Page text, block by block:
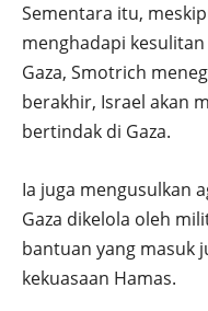
Sementara itu,
menghadapi
Gaza, Smotrich
berakhir, Israel akan
bertindak di Gaza.
Ia juga mengusulkan
Gaza dikelola oleh
bantuan yang masuk
kekuasaan Hamas.